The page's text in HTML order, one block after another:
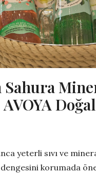
yeterli sıvı ve
korumada